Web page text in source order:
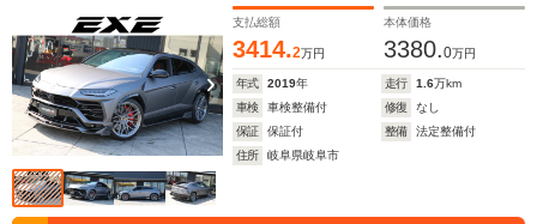
支払総額
3414.2万円
本体価格
3380.0万円
年式 2019年 走行 1.6万km
車検
車検整備付 修復
なし
保証
保証付 整備
法定整備付
住所
岐阜県岐阜市